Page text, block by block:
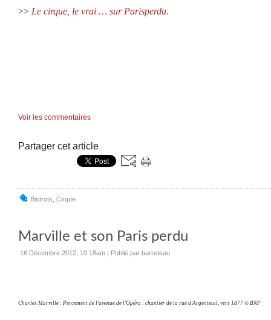
>> Le cirque, le vrai … sur Parisperdu.
Voir les commentaires
Partager cet article
Bistrots Cirque
Marville et son Paris perdu
16 Décembre 2012, 10:18am Publié par barreteau
Charles Marville : Percement de l'avenue de l'Opéra : chantier de la rue d'Argenteuil, vers 1877 © BNF